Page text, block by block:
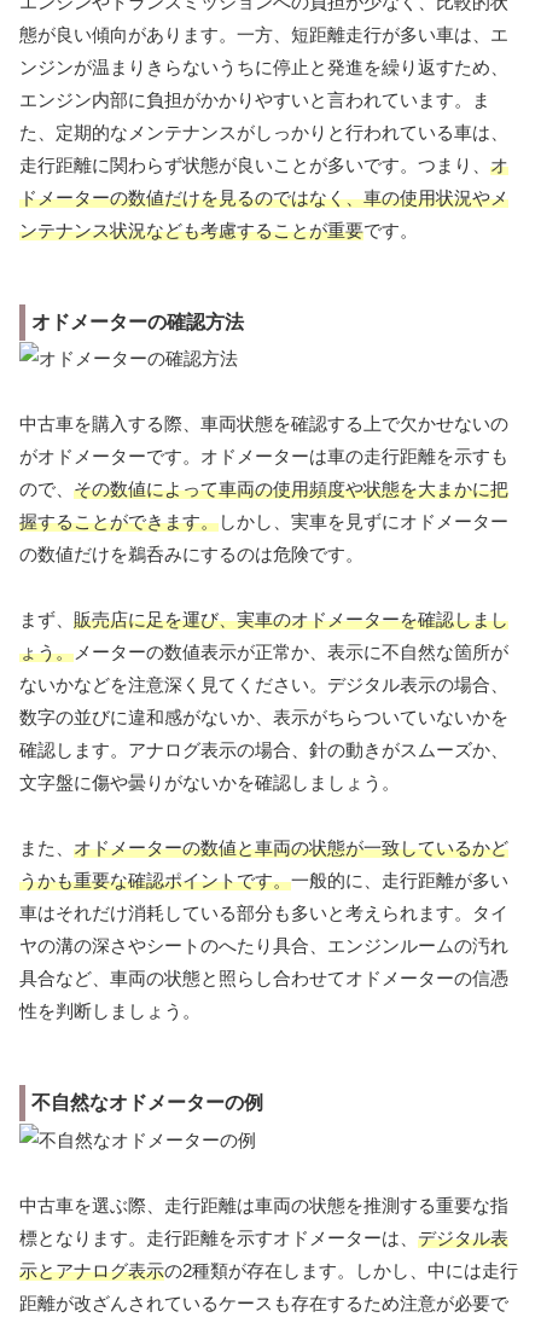
態が良い傾向があります。一方、短距離走行が多い車は、エ
ンジンが温まりきらないうちに停止と発進を繰り返すため、
エンジン内部に負担がかかりやすいと言われています。ま
た、定期的なメンテナンスがしっかりと行われている車は、
走行距離に関わらず状態が良いことが多いです。つまり、 オ
ドメーターの数値だけを見るのではなく、車の使用状況やメ
ンテナンス状況なども考慮することが重要です。
オドメーターの確認方法
中古車を購入する際、車両状態を確認する上で欠かせないの
がオドメーターです。オドメーターは車の走行距離を示すも
ので、 その数値によって車両の使用頻度や状態を大まかに把
握することができます。しかし、実車を見ずにオドメーター
の数値だけを鵜呑みにするのは危険です。
まず、 販売店に足を運び、実車のオドメーターを確認しまし
ょう。 メーターの数値表示が正常か、表示に不自然な箇所が
ないかなどを注意深く見てください。デジタル表示の場合、
数字の並びに違和感がないか、表示がちらついていないかを
確認します。アナログ表示の場合、針の動きがスムーズか、
文字盤に傷や曇りがないかを確認しましょう。
また、 オドメーターの数値と車両の状態が一致しているかど
うかも重要な確認ポイントです。一般的に、走行距離が多い
車はそれだけ消耗している部分も多いと考えられます。タイ
ヤの溝の深さやシートのへたり具合、エンジンルームの汚れ
具合など、車両の状態と照らし合わせてオドメーターの信憑
性を判断しましょう。
不自然なオドメーターの例
中古車を選ぶ際、走行距離は車両の状態を推測する重要な指
標となります。走行距離を示すオドメーターは、 デジタル表
示とアナログ表示の2種類が存在します。しかし、中には走行
距離が改ざんされているケースも存在するため注意が必要で